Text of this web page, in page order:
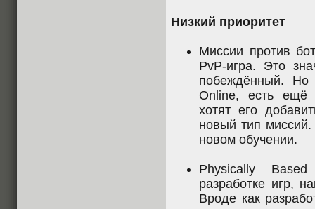
Низкий приоритет
Миссии против
PvP-игра. Это
побеждённый.
Online, есть ещё
хотят его
новый тип
новом обучении.
Physically
разработке игр,
Вроде как